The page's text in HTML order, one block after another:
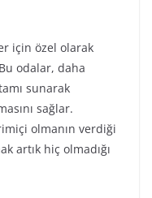
için özel olarak
odalar, daha
sunarak
sağlar.
olmanın verdiği
artık hiç olmadığı